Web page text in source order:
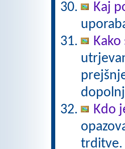
Kaj
Kdo
trditve.